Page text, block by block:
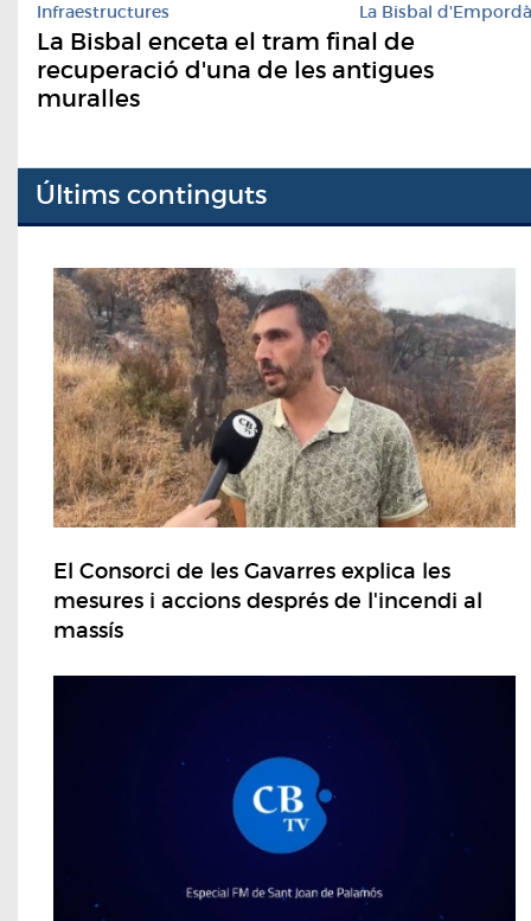
Infraestructures La Bisbal d'Empordà
La Bisbal enceta el tram final de
recuperació d'una de les antigues
muralles
Últims continguts
El Consorci de les Gavarres explica les
mesures i accions després de l'incendi al
massís